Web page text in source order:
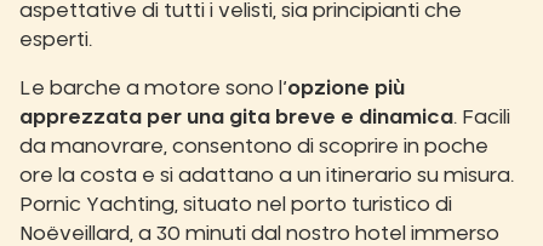
aspettative di tutti i velisti, sia principianti che
esperti.
Le barche a motore sono l’opzione più
apprezzata per una gita breve e dinamica. Facili
da manovrare, consentono di scoprire in poche
ore la costa e si adattano a un itinerario su misura.
Pornic Yachting, situato nel porto turistico di
Noëveillard, a 30 minuti dal nostro hotel immerso